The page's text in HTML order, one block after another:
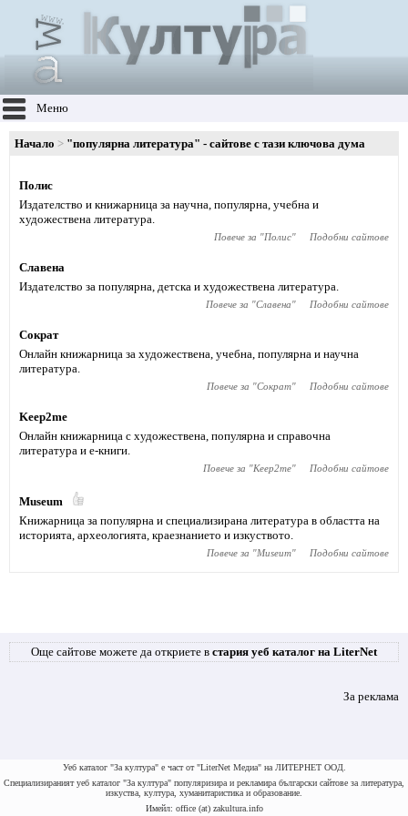
Меню
Начало "популярна литература" - сайтове с тази ключова дума
Полис
Издателство и книжарница за научна, популярна, учебна и
художествена литература.
Повече за "Полис" Подобни сайтове
Славена
Издателство за популярна, детска и художествена литература.
Повече за "Славена" Подобни сайтове
Сократ
Онлайн книжарница за художествена, учебна, популярна и научна
литература.
Повече за "Сократ" Подобни сайтове
Keep2me
Онлайн книжарница с художествена, популярна и справочна
литература и е-книги.
Повече за "Keep2me" Подобни сайтове
Museum
Книжарница за популярна и специализирана литература в областта на
историята, археологията, краезнанието и изкуството.
Повече за "Museum" Подобни сайтове
Още сайтове можете да откриете в стария уеб каталог на LiterNet
За реклама
Уеб каталог "За култура" е част от "LiterNet Медиа" на ЛИТЕРНЕТ ООД.
Специализираният уеб каталог "За култура" популяризира и рекламира български сайтове за литература,
изкуства, култура, хуманитаристика и образование.
Имейл: office (at) zakultura.info